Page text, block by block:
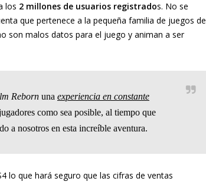
los 2 millones de usuarios registrados. No se
que pertenece a la pequeña familia de juegos de
son malos datos para el juego y animan a ser
Reborn una experiencia en constante
como sea posible, al tiempo que
a nosotros en esta increíble aventura.
lo que hará seguro que las cifras de ventas